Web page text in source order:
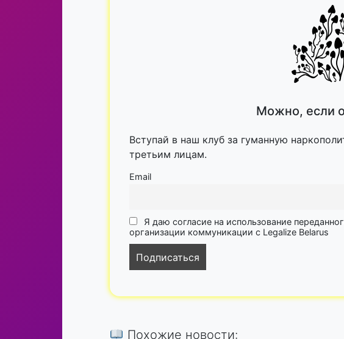
Можно, если
Вступай в наш клуб за гуманную
третьим лицам.
Email
Я даю согласие на использование
организации коммуникации с Legalize Belarus
Похожие новости: